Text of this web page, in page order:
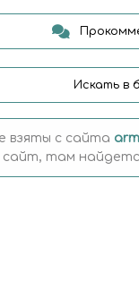
Искать в
взяты с сайта
там